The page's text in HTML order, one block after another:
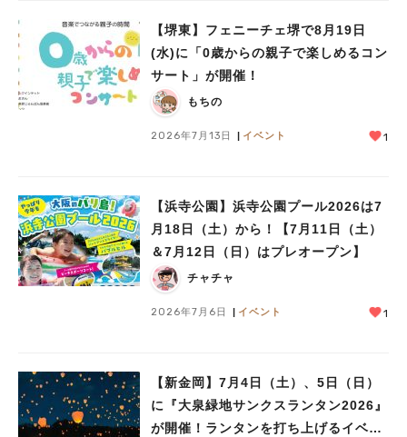
【堺東】フェニーチェ堺で8月19日
(水)に「0歳からの親子で楽しめるコン
サート」が開催！
もちの
2026年7月13日 イベント 1
【浜寺公園】浜寺公園プール2026は7
月18日（土）から！【7月11日（土）
＆7月12日（日）はプレオープン】
チャチャ
2026年7月6日 イベント 1
【新金岡】7月4日（土）、5日（日）
に『大泉緑地サンクスランタン2026』
が開催！ランタンを打ち上げるイベン